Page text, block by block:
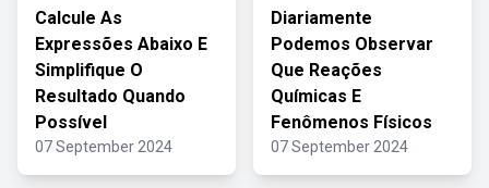
Calcule As
Expressões Abaixo E
Simplifique O
Resultado Quando
Possível
07 September 2024
Diariamente
Podemos Observar
Que Reações
Químicas E
Fenômenos Físicos
07 September 2024